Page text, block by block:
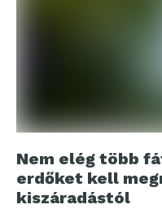
Nem elég több
erdőket kell
kiszáradástól